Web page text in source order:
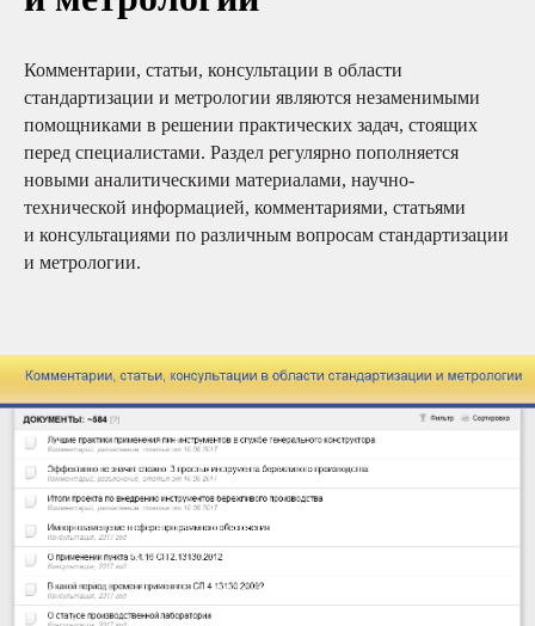
Комментарии, статьи, консультации в области
стандартизации и метрологии являются незаменимыми
помощниками в решении практических задач, стоящих
перед специалистами. Раздел регулярно пополняется
новыми аналитическими материалами, научно-
технической информацией, комментариями, статьями
и консультациями по различным вопросам стандартизации
и метрологии.